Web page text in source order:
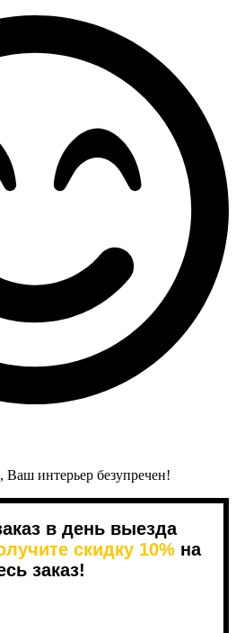
интерьер безупречен!
в день выезда
скидку 10%на
заказ!